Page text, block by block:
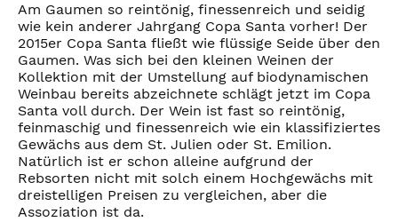
Am Gaumen so reintönig, finessenreich und seidig
wie kein anderer Jahrgang Copa Santa vorher! Der
2015er Copa Santa fließt wie flüssige Seide über den
Gaumen. Was sich bei den kleinen Weinen der
Kollektion mit der Umstellung auf biodynamischen
Weinbau bereits abzeichnete schlägt jetzt im Copa
Santa voll durch. Der Wein ist fast so reintönig,
feinmaschig und finessenreich wie ein klassifiziertes
Gewächs aus dem St. Julien oder St. Emilion.
Natürlich ist er schon alleine aufgrund der
Rebsorten nicht mit solch einem Hochgewächs mit
dreistelligen Preisen zu vergleichen, aber die
Assoziation ist da.